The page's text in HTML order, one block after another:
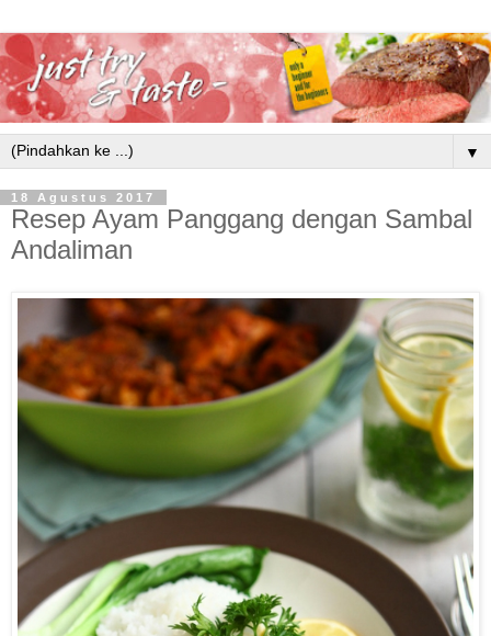
▼
18 Agustus 2017
Resep Ayam Panggang dengan Sambal
Andaliman